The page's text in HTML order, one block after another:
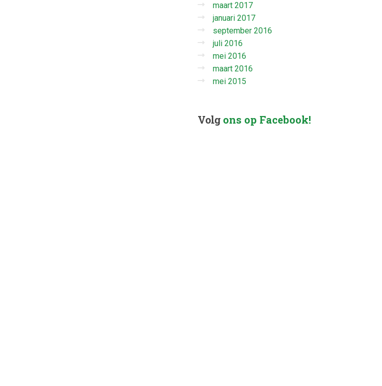
maart 2017
januari 2017
september 2016
juli 2016
mei 2016
maart 2016
mei 2015
Volg ons op Facebook!